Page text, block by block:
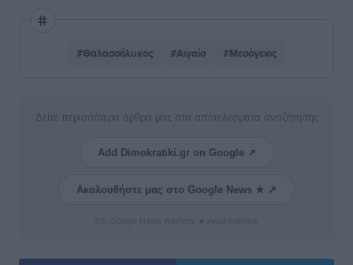
#Θαλασσόλυκος #Αιγαίο #Μεσόγειος
Δείτε περισσότερα άρθρα μας στα αποτελέσματα αναζήτησης
Add Dimokratiki.gr on Google ↗
Ακολουθήστε μας στο Google News ★ ↗